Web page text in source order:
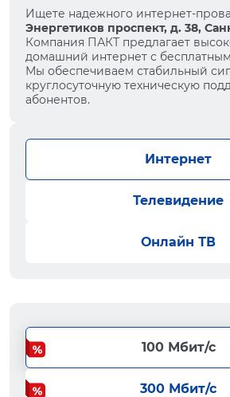
Ищете надежного интернет-
Энергетиков проспект, д. 38,
Компания ПАКТ предлагает
домашний интернет с
Мы обеспечиваем стабильный
круглосуточную техническую
абонентов.
Интернет
Телевидение
Онлайн ТВ
100 Мбит/с
300 Мбит/с